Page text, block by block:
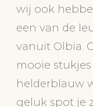
wij ook
een van de
vanuit Olbia.
mooie
helderblauw
geluk spot je